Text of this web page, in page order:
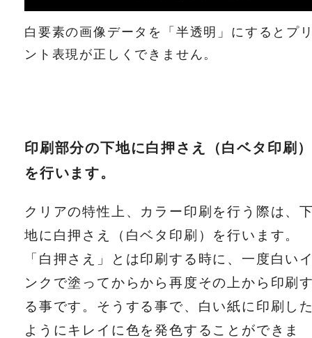
白要素の画像データを「半透明」にするとプ
ント表現が正しくできません。
印刷部分の下地に白押さえ（白ベタ印刷
を行います。
クリアの特性上、カラー印刷を行う際は、
地に白押さえ（白ベタ印刷）を行います。
「白押さえ」とは印刷する時に、一度白い
ンクで塗ってからから再度その上から印刷
る事です。そうする事で、白い紙に印刷し
ようにキレイに色を発色することができま